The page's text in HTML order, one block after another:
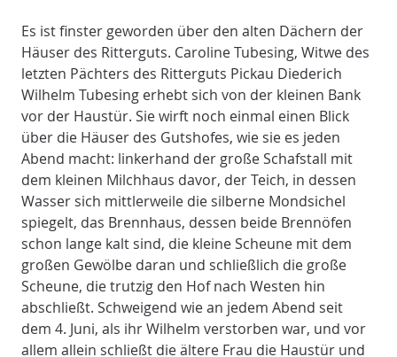
Es ist finster geworden über den alten Dächern der
Häuser des Ritterguts. Caroline Tubesing, Witwe des
letzten Pächters des Ritterguts Pickau Diederich
Wilhelm Tubesing erhebt sich von der kleinen Bank
vor der Haustür. Sie wirft noch einmal einen Blick
über die Häuser des Gutshofes, wie sie es jeden
Abend macht: linkerhand der große Schafstall mit
dem kleinen Milchhaus davor, der Teich, in dessen
Wasser sich mittlerweile die silberne Mondsichel
spiegelt, das Brennhaus, dessen beide Brennöfen
schon lange kalt sind, die kleine Scheune mit dem
großen Gewölbe daran und schließlich die große
Scheune, die trutzig den Hof nach Westen hin
abschließt. Schweigend wie an jedem Abend seit
dem 4. Juni, als ihr Wilhelm verstorben war, und vor
allem allein schließt die ältere Frau die Haustür und